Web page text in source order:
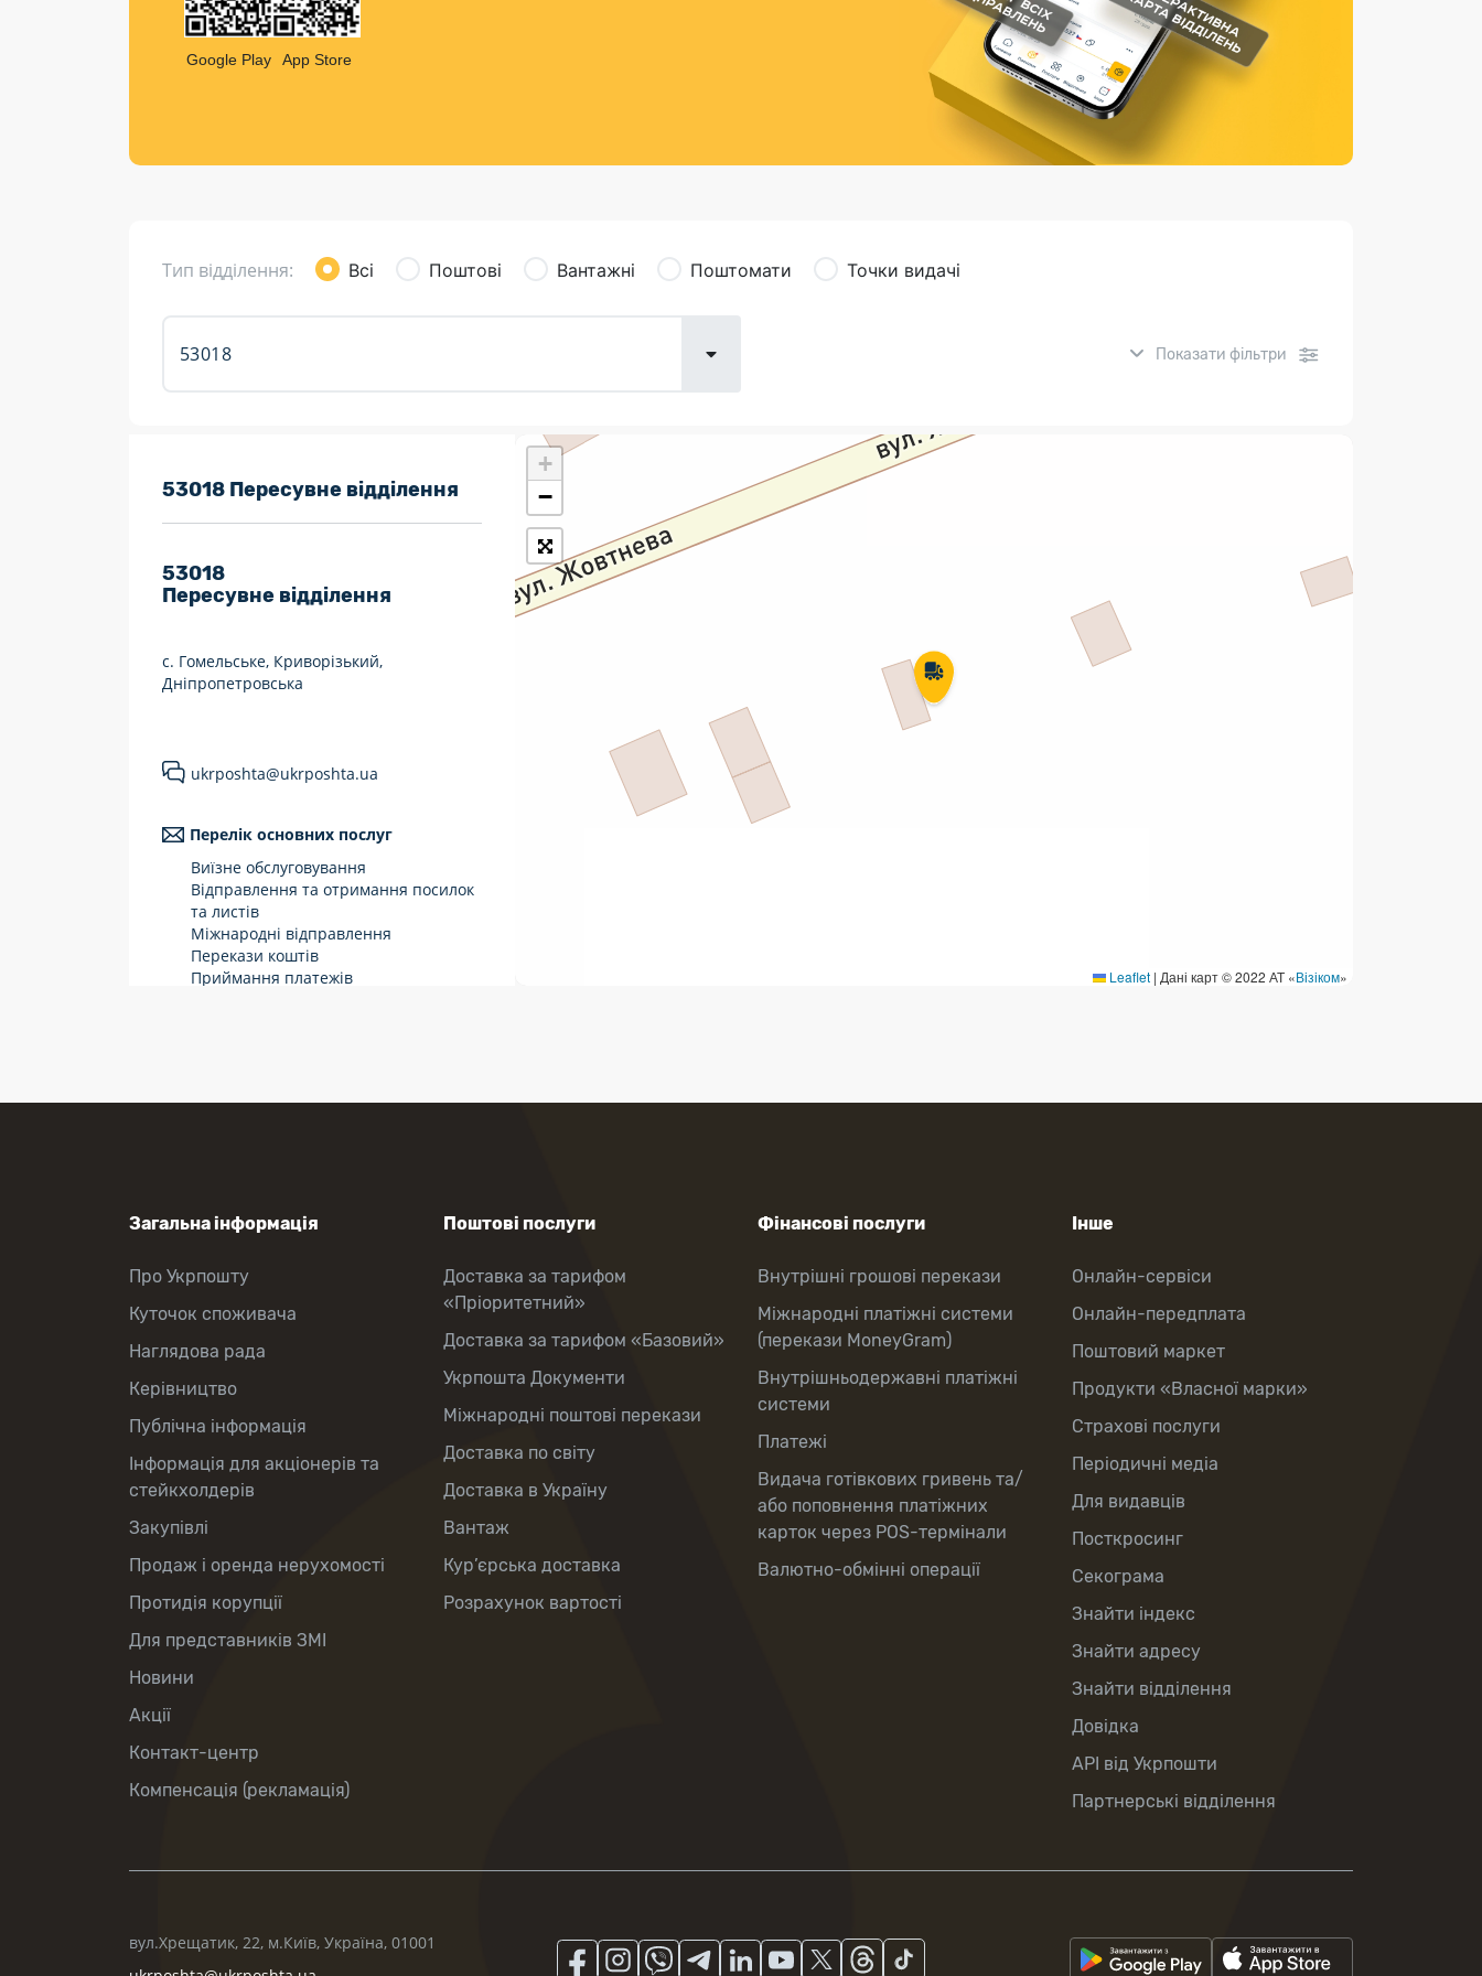
Листи та листівки
Кур’єрська доставка
Страхові послуги
Каталог «Укрпошта Маркет»
Google Play App Store
Тип відділення: Всі Поштові Вантажні Поштомати Точки видачі
Показати фільтри
7 днів на тиждень
Працюють після 19:00
Працюють у вихідні
Укрпошта Експрес/тариф
«Пріоритетний»
Комунальні та інші платежі
53018 Пересувне відділення
53018
Пересувне відділення
с. Гомельське, Криворізький,
Дніпропетровська
ukrposhta@ukrposhta.ua
Перелік основних послуг
Виїзне обслуговування
Відправлення та отримання посилок
та листів
Міжнародні відправлення
Перекази коштів
Приймання платежів
+
−
Leaflet | Дані карт © 2022 АТ «Візіком»
Загальна інформація
Про Укрпошту
Куточок споживача
Наглядова рада
Керівництво
Публічна інформація
Інформація для акціонерів та
стейкхолдерів
Закупівлі
Продаж і оренда нерухомості
Протидія корупції
Для представників ЗМІ
Новини
Акції
Контакт-центр
Компенсація (рекламація)
Поштові послуги
Доставка за тарифом
«Пріоритетний»
Доставка за тарифом «Базовий»
Укрпошта Документи
Міжнародні поштові перекази
Доставка по світу
Доставка в Україну
Вантаж
Кур’єрська доставка
Розрахунок вартості
Фінансові послуги
Внутрішні грошові перекази
Міжнародні платіжні системи
(перекази MoneyGram)
Внутрішньодержавні платіжні
системи
Платежі
Видача готівкових гривень та/
або поповнення платіжних
карток через POS-термінали
Валютно-обмінні операції
Інше
Онлайн-сервіси
Онлайн-передплата
Поштовий маркет
Продукти «Власної марки»
Страхові послуги
Періодичні медіа
Для видавців
Посткросинг
Секограма
Знайти індекс
Знайти адресу
Знайти відділення
Довідка
API від Укрпошти
Партнерські відділення
вул.Хрещатик, 22, м.Київ, Україна, 01001